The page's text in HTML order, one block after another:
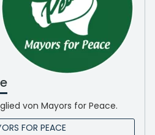
von Mayors for Peace.
FOR PEACE